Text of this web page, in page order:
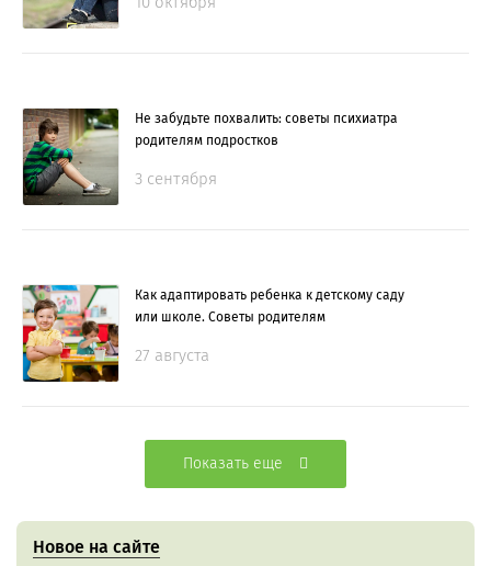
Не забудьте похвалить: советы психиатра
родителям подростков
3 сентября
Как адаптировать ребенка к детскому саду
или школе. Советы родителям
27 августа
Показать еще
Новое на сайте